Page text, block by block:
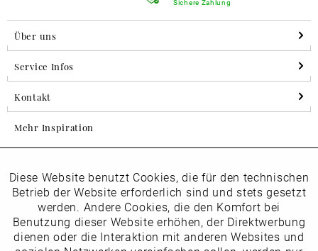
Sichere Zahlung
Über uns
Service Infos
Kontakt
Mehr Inspiration
Folgen Sie uns auf Instagram
horsch_schuhe
Funktionale Aktiv
Marketing Inaktiv
Diese Website benutzt Cookies, die für den technischen
Betrieb der Website erforderlich sind und stets gesetzt
werden. Andere Cookies, die den Komfort bei
Benutzung dieser Website erhöhen, der Direktwerbung
dienen oder die Interaktion mit anderen Websites und